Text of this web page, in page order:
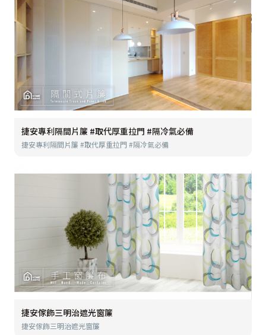
捷安專利隔間片簾 #取代厚重拉門 #隔冷氣必備
捷安專利隔間片簾 #取代厚重拉門 #隔冷氣必備
捷安傢飾三明治遮光窗簾
捷安傢飾三明治遮光窗簾